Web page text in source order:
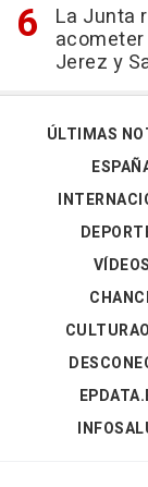
La Junta
Jerez y
ÚLTIMAS
VÍDEOS